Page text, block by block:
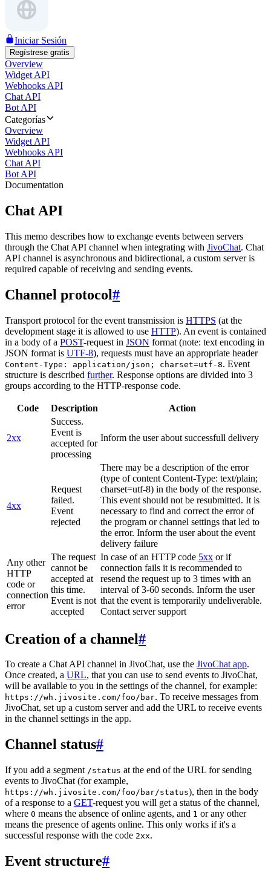
Iniciar Sesión
Regístrese gratis
Overview
Widget API
Webhooks API
Chat API
Bot API
Categorías
Overview
Widget API
Webhooks API
Chat API
Bot API
Documentation
Chat API
This memo describes how to exchange events between servers
through the Chat API channel when integrating with JivoChat. Chat
API channel is asynchronous and bidirectional, a custom server is
required capable of receiving and sending events.
Channel protocol#
Transport protocol for the event transmission is HTTPS (at the
development stage it is allowed to use HTTP). An event is contained
in a body of a POST-request in JSON format (note: text encoding in
JSON format is UTF-8), requests must have an appropriate header
Content-Type: application/json; charset=utf-8. Event
structure is described further. Response options are divided into 3
groups according to the HTTP-response code.
Code Description Action
2xx
Success.
Event is
accepted for
processing
Inform the user about successfull delivery
4xx
Request
failed.
Event
rejected
There may be a description of the error
(type of content Content-Type: text/plain;
charset=utf-8) in the body of the response.
This event should not be resubmitted. It is
necessary to find and correct the error of
the program or channel settings that led to
the error. Inform the user about the event
delivery failure
Any other
HTTP
code or
connection
error
The request
cannot be
accepted at
this time.
Event is not
accepted
In case of an HTTP code 5xx or if
connection fails it is recommended to
resend the request up to 3 times with an
interval of 3-60 seconds. Inform the user
that the event is temporarily undeliverable.
Contact server support
Creation of a channel#
To create a Chat API channel in JivoChat, use the JivoChat app.
Once created, a URL, that you can use to send events to JivoChat,
will be available to you in the settings of the channel, for example:
https://wh.jivosite.com/foo/bar. To receive messages from
JivoChat, set up a custom server and add the URL to receive events
in the channel settings in the app.
Channel status#
If you add a segment /status at the end of the URL for sending
events to JivoChat (for example,
https://wh.jivosite.com/foo/bar/status), then in the body
of a response to a GET-request you will get a status of the channel,
where 0 means the absence of online agents, and 1 or any other
means the presence of agents online. This only works if it's a
successful response with the code 2xx.
Event structure#